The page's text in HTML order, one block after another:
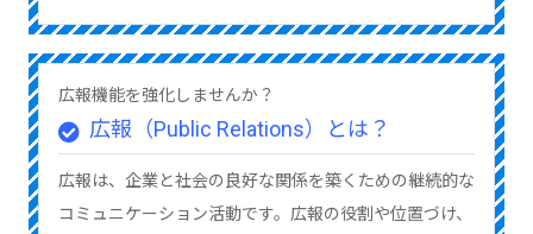
広報機能を強化しませんか？
広報（Public Relations）とは？
広報は、企業と社会の良好な関係を築くための継続的な
コミュニケーション活動です。広報の役割や位置づけ、